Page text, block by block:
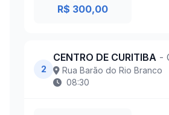
R$ 300,00
2
CENTRO DE CURITIBA -
Rua Barão do Rio Branco
08:30